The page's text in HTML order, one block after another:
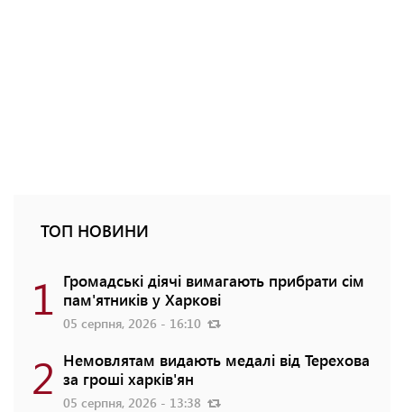
ТОП НОВИНИ
1 Громадські діячі вимагають прибрати сім
пам'ятників у Харкові
05 серпня, 2026 - 16:10
2 Немовлятам видають медалі від Терехова
за гроші харків'ян
05 серпня, 2026 - 13:38